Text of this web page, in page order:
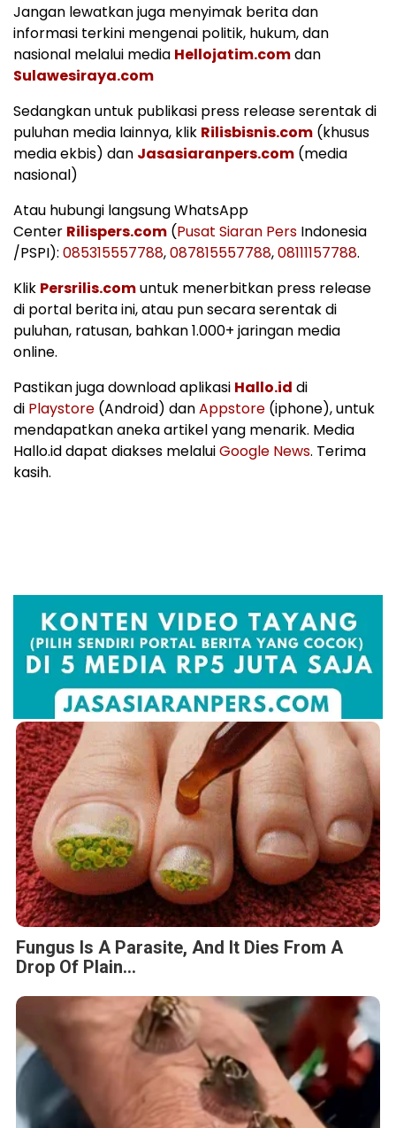
Jangan lewatkan juga menyimak berita dan
informasi terkini mengenai politik, hukum, dan
nasional melalui media Hellojatim.comdan
Sulawesiraya.com
Sedangkan untuk publikasi press release serentak di
puluhan media lainnya, klik Rilisbisnis.com (khusus
media ekbis) dan Jasasiaranpers.com (media
nasional)
Atau hubungi langsung WhatsApp
Center Rilispers.com (Pusat Siaran Pers Indonesia
/PSPI): 085315557788,087815557788,08111157788.
Klik Persrilis.comuntuk menerbitkan press release
di portal berita ini, atau pun secara serentak di
puluhan, ratusan, bahkan 1.000+ jaringan media
online.
Pastikan juga download aplikasi Hallo.id di
di Playstore (Android) danAppstore (iphone), untuk
mendapatkan aneka artikel yang menarik. Media
Hallo.id dapat diakses melaluiGoogle News. Terima
kasih.
Fungus Is A Parasite, And It Dies From A
Drop Of Plain...